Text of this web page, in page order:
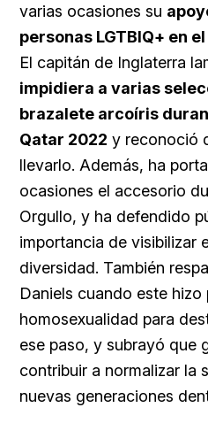
varias ocasiones su
personas LGTBIQ+ en
El capitán de Inglaterra
impidiera a varias
brazalete arcoíris
Qatar 2022 y reconoció
llevarlo. Además, ha
ocasiones el accesorio
Orgullo, y ha defendido
importancia de visibilizar
diversidad. También
Daniels cuando este hizo
homosexualidad para
ese paso, y subrayó que
contribuir a normalizar la
nuevas generaciones